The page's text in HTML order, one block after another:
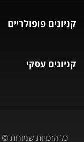
קניונים פופולריים
קניונים עסקי
כל הזכויות שמורות ©